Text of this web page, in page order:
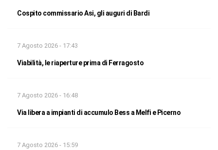
Cospito commissario Asi, gli auguri di Bardi
7 Agosto 2026 - 17:43
Viabilità, le riaperture prima di Ferragosto
7 Agosto 2026 - 16:48
Via libera a impianti di accumulo Bess a Melfi e Picerno
7 Agosto 2026 - 15:59